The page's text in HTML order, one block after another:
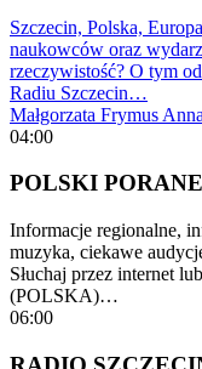
Szczecin, Polska,
naukowców oraz
rzeczywistość? O tym
Radiu Szczecin…
Małgorzata Frymus
04:00
POLSKI
Informacje regionalne,
muzyka, ciekawe
Słuchaj przez internet
(POLSKA)…
06:00